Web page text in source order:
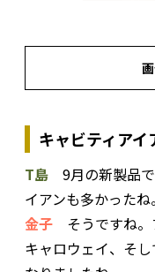
キャビティア
T島 9月の新製品
イアンも多かったね。
金子 そうですね。
キャロウェイ、そ